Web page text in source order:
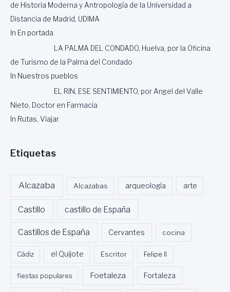
de Historia Moderna y Antropología de la Universidad a
Distancia de Madrid, UDIMA
In En portada
LA PALMA DEL CONDADO, Huelva, por la Oficina
de Turismo de la Palma del Condado
In Nuestros pueblos
EL RIN, ESE SENTIMIENTO, por Angel del Valle
Nieto, Doctor en Farmacia
In Rutas, Viajar
Etiquetas
Alcazaba Alcazabas arqueología arte
Castillo castillo de España
Castillos de España Cervantes cocina
Cádiz el Quijote Escritor Felipe II
fiestas populares Foetaleza Fortaleza